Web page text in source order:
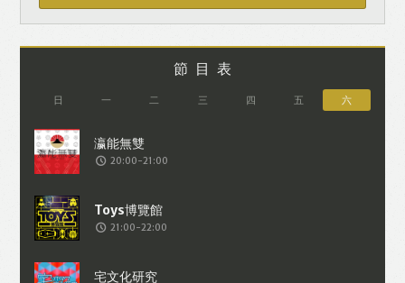
節目表
日 一 二 三 四 五 六
20:00-21:00
21:00-22:00